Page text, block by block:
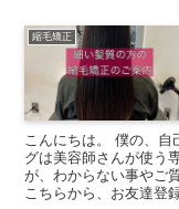
縮毛矯正
こんにちは。 僕の、自
グは美容師さんが使う
が、わからない事やご
こちらから、お友達登